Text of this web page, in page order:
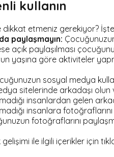
kullanın
etmeniz gerekiyor?
paylaşmayın:
açık paylaşılması
yaşına göre aktiviteler
sosyal medya
sitelerinde arkadaşı olun
insanlardan gelen
insanlara
fotoğraflarını
ile ilgili içerikler için